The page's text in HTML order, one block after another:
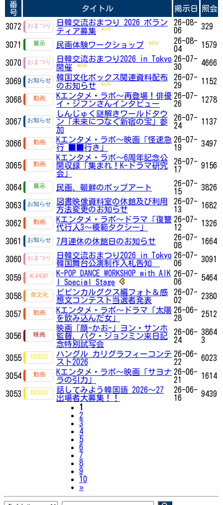
番
号
タイトル 掲示日 照会
3072
日韓交流おまつり 2026 ボラン
ティア募集
26-08-
06
329
3071 民画体験ワークショップ
26-08-
04
1579
3070
日韓交流おまつり2026 in Tokyo
開催
26-07-
30
4666
3069
韓国文化ボックス関連資料配布
のお知らせ
26-07-
29
1152
3068
Kエンタメ・ラボ～再登場！俳優
イ・ジフンさんインタビュー
26-07-
26
1278
3067
しんじゅく謎解きワールドタウ
ン「未来につなぐ新宿の宝」参
加
26-07-
24
1137
3066
Kエンタメ・ラボ～映画「怪速急
行 ■■行き」
26-07-
19
3497
3065
Kエンタメ・ラボ～6周年記念公
開収録「集まれ！K-ドラマ研究
会」
26-07-
17
9156
3064 民画、朝鮮のポップアート
26-07-
15
3826
3063
図書映像資料室の休館及び利用
方法変更のお知らせ
26-07-
13
1682
3062
Kエンタメ・ラボ～ドラマ「復讐
代行人3～模範タクシー」
26-07-
12
1326
3061 7月連休の休館日のお知らせ
26-07-
08
1664
3060
日韓交流おまつり2026 in Tokyo
韓国舞台公演制作入札告知
26-07-
06
3091
3059
K-POP DANCE WORKSHOP with AIK
I Special Stage
26-07-
06
5464
3058
ビビンカルグクス編フォト＆感
想文コンテスト当選者発表
26-07-
02
2380
3057
Kエンタメ・ラボ～ドラマ「太陽
を飲み込んだ女」
26-06-
28
2512
3056
映画「顔-かお-」ヨン・サンホ
監督、パク・ジョンミン来日記
念特別試写会
26-06-
24
3864
3
3055
ハングル カリグラフィーコンテ
スト2026
26-06-
22
6023
3054
Kエンタメ・ラボ～映画「サヨナ
ラの引力」
26-06-
21
1614
3053
話してみよう韓国語 2026～27
出場者大募集！！
26-06-
16
9439
1
2
3
4
5
6
7
8
9
10
»Next